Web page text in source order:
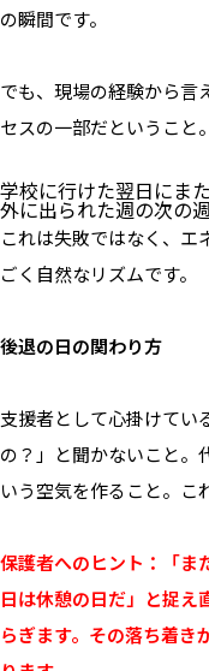
の瞬間です。
でも、現場の経験から言
セスの一部だということ。
学校に行けた翌日にま
外に出られた週の次の
これは失敗ではなく、エ
ごく自然なリズムです。
後退の日の関わり方
支援者として心掛けてい
の？」と聞かないこと。
いう空気を作ること。こ
保護者へのヒント：「ま
日は休憩の日だ」と捉え
らぎます。その落ち着き